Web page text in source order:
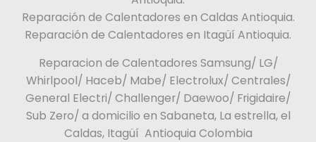
Reparación de Calentadores en Caldas Antioquia.
Reparación de Calentadores en Itagüí Antioquia.
Reparacion de Calentadores Samsung/ LG/
Whirlpool/ Haceb/ Mabe/ Electrolux/ Centrales/
General Electri/ Challenger/ Daewoo/ Frigidaire/
Sub Zero/ a domicilio en Sabaneta, La estrella, el
Caldas, Itagüí Antioquia Colombia